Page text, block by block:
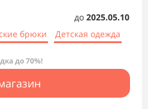
до 2025.05.10
брюки Детская одежда
до 70%!